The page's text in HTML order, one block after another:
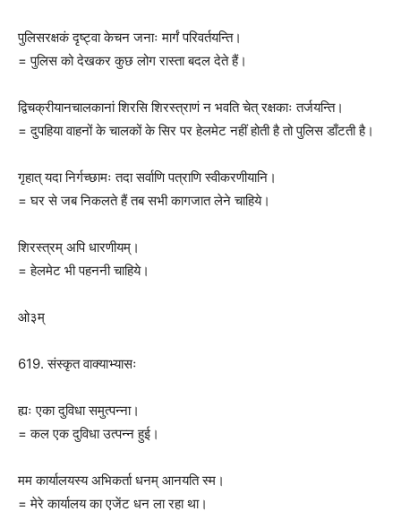
पुलिसरक्षकं दृष्ट्वा केचन जनाः मार्गं परिवर्तयन्ति।
= पुलिस को देखकर कुछ लोग रास्ता बदल देते हैं।
द्विचक्रीयानचालकानां शिरसि शिरस्त्राणं न भवति चेत् रक्षकाः तर्जयन्ति।
= दुपहिया वाहनों के चालकों के सिर पर हेलमेट नहीं होती है तो पुलिस डाँटती है।
गृहात् यदा निर्गच्छामः तदा सर्वाणि पत्राणि स्वीकरणीयानि।
= घर से जब निकलते हैं तब सभी कागजात लेने चाहिये।
शिरस्त्रम् अपि धारणीयम्।
= हेलमेट भी पहननी चाहिये।
ओ३म्
619. संस्कृत वाक्याभ्यासः
ह्यः एका दुविधा समुत्पन्ना।
= कल एक दुविधा उत्पन्न हुई।
मम कार्यालयस्य अभिकर्ता धनम् आनयति स्म।
= मेरे कार्यालय का एजेंट धन ला रहा था।